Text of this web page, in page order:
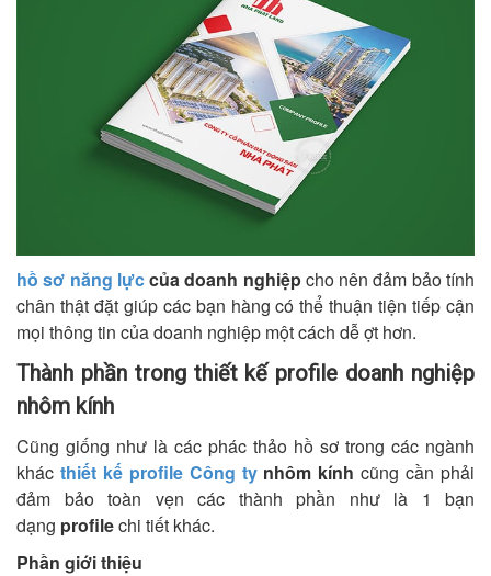
hồ sơ năng lựccủa doanh nghiệpcho nên đảm bảo tính
chân thật đặt giúp các bạn hàng có thể thuận tiện tiếp cận
mọi thông tin của doanh nghiệp một cách dễ ợt hơn.
Thành phần trong thiết kế profile doanh nghiệp
nhôm kính
Cũng giống như là các phác thảo hồ sơ trong các ngành
khác thiết kế profile Công tynhôm kính cũng cần phải
đảm bảo toàn vẹn các thành phần như là 1 bạn
dạng profilechi tiết khác.
Phần giới thiệu